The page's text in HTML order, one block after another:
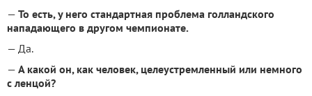
— То есть, у него стандартная проблема голландского
нападающего в другом чемпионате.
— Да.
— А какой он, как человек, целеустремленный или немного
с ленцой?